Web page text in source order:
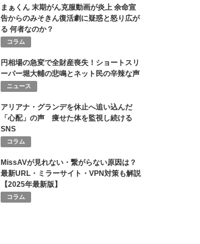
まぁくん 末期がん克服動画が炎上 余命宣
告からのみそきん復活劇に疑惑と怒り広が
る 何者なのか？
コラム
円相場の急変で全財産喪失！ショートスリ
ーパー堀大輔の悲鳴とネット民の辛辣な声
ニュース
アリアナ・グランデを休止へ追い込んだ
「心配」の声 痩せた体を監視し続ける
SNS
コラム
MissAVが見れない・繋がらない原因は？
最新URL・ミラーサイト・VPN対策も解説
【2025年最新版】
コラム